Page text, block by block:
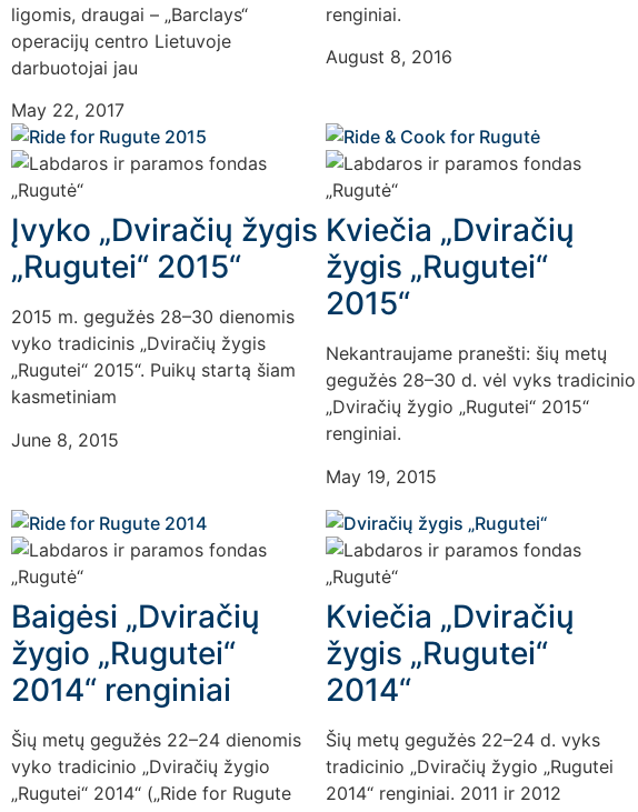
ligomis, draugai – „Barclays“
operacijų centro Lietuvoje
darbuotojai jau
May 22, 2017
renginiai.
August 8, 2016
Įvyko „Dviračių žygis
„Rugutei“ 2015“
2015 m. gegužės 28–30 dienomis
vyko tradicinis „Dviračių žygis
„Rugutei“ 2015“. Puikų startą šiam
kasmetiniam
June 8, 2015
Kviečia „Dviračių
žygis „Rugutei“
2015“
Nekantraujame pranešti: šių metų
gegužės 28–30 d. vėl vyks tradicinio
„Dviračių žygio „Rugutei“ 2015“
renginiai.
May 19, 2015
Baigėsi „Dviračių
žygio „Rugutei“
2014“ renginiai
Šių metų gegužės 22–24 dienomis
vyko tradicinio „Dviračių žygio
„Rugutei“ 2014“ („Ride for Rugute
Kviečia „Dviračių
žygis „Rugutei“
2014“
Šių metų gegužės 22–24 d. vyks
tradicinio „Dviračių žygio „Rugutei
2014“ renginiai. 2011 ir 2012